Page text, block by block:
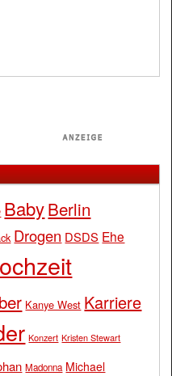
BabyBerlin
Drogen DSDS Ehe
Kanye West Karriere
Konzert Kristen Stewart
Madonna Michael